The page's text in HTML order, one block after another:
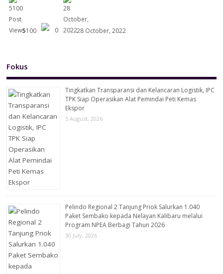
5100 0 28 October, 2022
Fokus
Tingkatkan Transparansi dan Kelancaran Logistik, IPC
TPK Siap Operasikan Alat Pemindai Peti Kemas
Ekspor
5 August, 2026
Pelindo Regional 2 Tanjung Priok Salurkan 1.040
Paket Sembako kepada Nelayan Kalibaru melalui
Program NPEA Berbagi Tahun 2026
30 July, 2026